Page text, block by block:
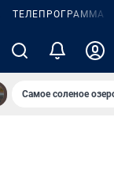
ТЕЛЕПРОГРАММА
Самое соленое